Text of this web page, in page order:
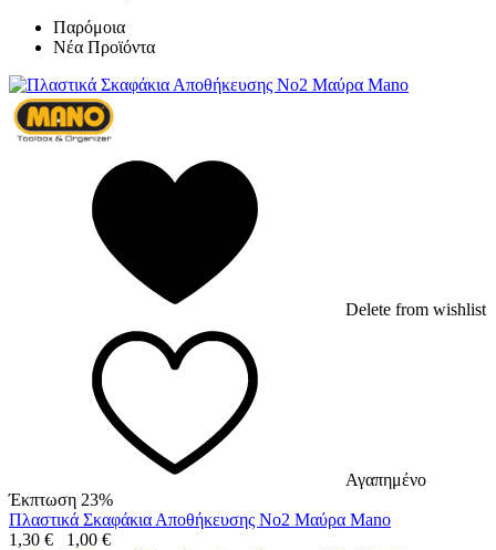
Παρόμοια
Νέα Προϊόντα
Delete from wishlist
Αγαπημένο
Έκπτωση 23%
Πλαστικά Σκαφάκια Αποθήκευσης No2 Μαύρα Mano
1,30 € 1,00 €